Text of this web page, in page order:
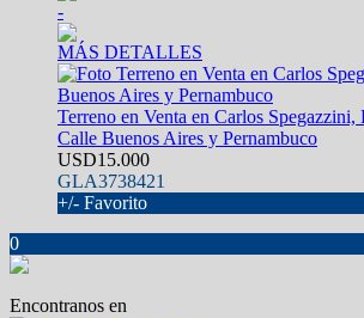
-
MÁS DETALLES
Terreno en Venta en Carlos Spegazzini,
Calle Buenos Aires y Pernambuco
USD15.000
GLA3738421
+/- Favorito
0
Encontranos en